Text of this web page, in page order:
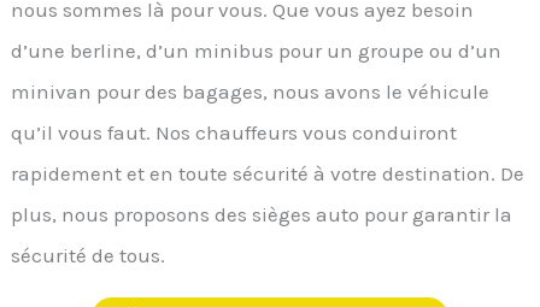
nous sommes là pour vous. Que vous ayez besoin
d’une berline, d’un minibus pour un groupe ou d’un
minivan pour des bagages, nous avons le véhicule
qu’il vous faut. Nos chauffeurs vous conduiront
rapidement et en toute sécurité à votre destination. De
plus, nous proposons des sièges auto pour garantir la
sécurité de tous.